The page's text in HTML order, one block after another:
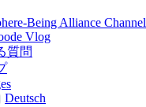
Being Alliance Channel
Vlog
質問
Deutsch